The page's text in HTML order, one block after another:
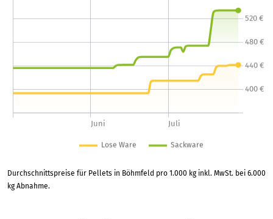
Durchschnittspreise für Pellets in Böhmfeld pro 1.000 kg inkl. MwSt. bei 6.000
kg Abnahme.